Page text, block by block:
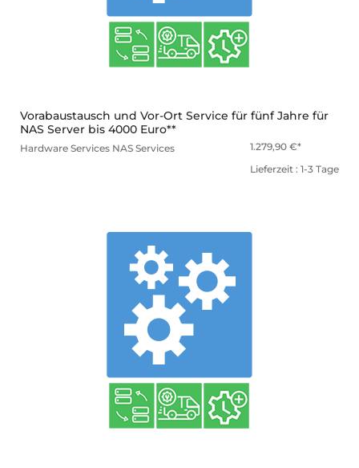
mehr
Vorabaustausch und Vor-Ort Service für fünf Jahre für
NAS Server bis 4000 Euro**
Hardware Services NAS Services 1.279,90 €
Lieferzeit : 1-3 Tage
mehr